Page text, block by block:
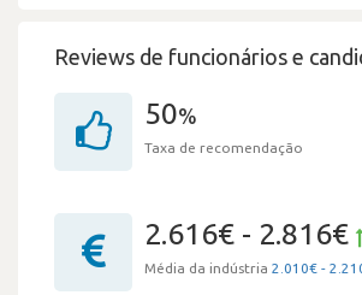
Reviews de funcionários e
50%
Taxa de recomendação
2.616€ - 2.816€
Média da indústria 2.010€ -